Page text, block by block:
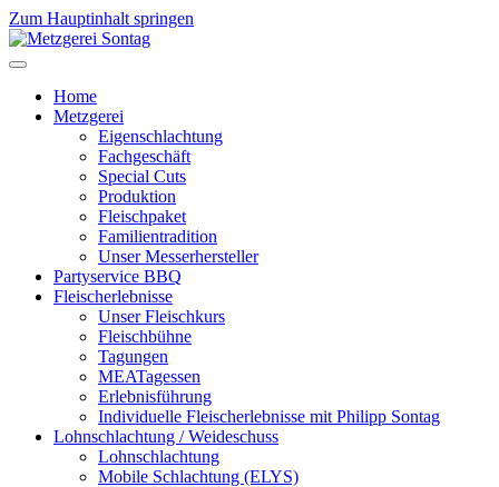
Zum Hauptinhalt springen
Home
Metzgerei
Eigenschlachtung
Fachgeschäft
Special Cuts
Produktion
Fleischpaket
Familientradition
Unser Messerhersteller
Partyservice BBQ
Fleischerlebnisse
Unser Fleischkurs
Fleischbühne
Tagungen
MEATagessen
Erlebnisführung
Individuelle Fleischerlebnisse mit Philipp Sontag
Lohnschlachtung / Weideschuss
Lohnschlachtung
Mobile Schlachtung (ELYS)